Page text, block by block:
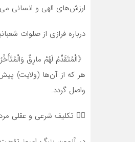
ارزش‌های الهی و
درباره فرازی از صلوات
《الْمُتَقَدِّمُ لَهُمْ مارِقٌ
هر که از آن‌ها (ولایت)
واصل گردد.
۳⃣ تکلیف شرعی و عقلی مردم و مسئولان: